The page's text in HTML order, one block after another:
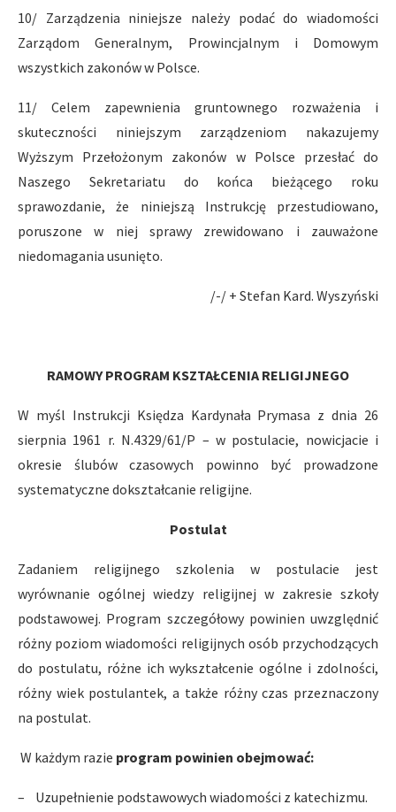
10/ Zarządzenia niniejsze należy podać do wiadomości
Zarzą­dom Generalnym, Prowincjalnym i Domowym
wszystkich zakonów w Polsce.
11/ Celem zapewnienia gruntownego rozważenia i
skuteczności niniejszym zarządzeniom nakazujemy
Wyższym Przełożonym zakonów w Polsce przesłać do
Naszego Sekretariatu do końca bieżącego roku
sprawozdanie, że niniejszą Instrukcję przestudiowano,
poruszone w niej sprawy zrewidowano i zauważone
niedomagania usunięto.
/-/ + Stefan Kard. Wyszyński
RAMOWY PROGRAM KSZTAŁCENIA RELIGIJNEGO
W myśl Instrukcji Księdza Kardynała Prymasa z dnia 26
sierpnia 1961 r. N.4329/61/P – w postulacie, nowicjacie i
okresie ślubów czasowych powinno być prowadzone
systematyczne dokształcanie religijne.
Postulat
Zadaniem religijnego szkolenia w postulacie jest
wyrównanie ogólnej wiedzy religijnej w zakresie szkoły
podstawowej. Program szczegółowy powinien uwzględnić
różny poziom wiadomości religijnych osób przychodzących
do postulatu, różne ich wykształcenie ogólne i zdolności,
różny wiek postulantek, a także różny czas przeznaczony
na postulat.
W każdym razie program powinien obejmować:
– Uzupełnienie podstawowych wiadomości z katechizmu.